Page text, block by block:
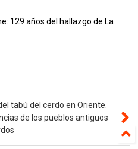
129 años del hallazgo de La
tabú del cerdo en Oriente.
de los pueblos antiguos